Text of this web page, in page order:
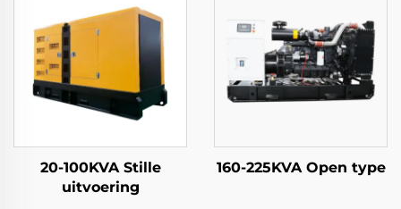
20-100KVA Stille
uitvoering
160-225KVA Open type